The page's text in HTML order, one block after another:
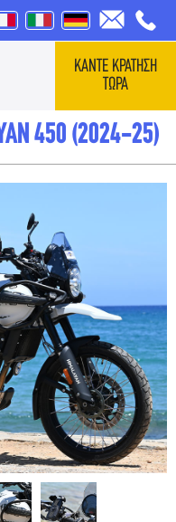
ΚΑΝΤΕ ΚΡΑΤΗΣΗ
ΤΩΡΑ
450 (2024-25)